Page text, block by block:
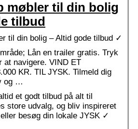
møbler til din bolig
tilbud
til din bolig – Altid gode tilbud ✓
Lån en trailer gratis. Tryk
at navigere. VIND ET
KR. TIL JYSK. Tilmeld dig
og …
et godt tilbud på alt til
store udvalg, og bliv inspireret
besøg din lokale JYSK ✓